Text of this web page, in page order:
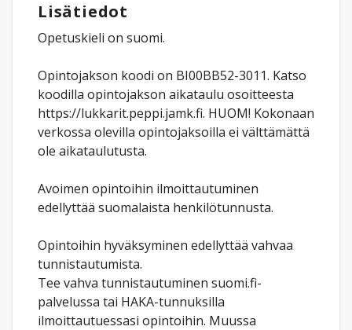
Lisätiedot
Opetuskieli on suomi.
Opintojakson koodi on BI00BB52-3011. Katso
koodilla opintojakson aikataulu osoitteesta
https://lukkarit.peppi.jamk.fi. HUOM! Kokonaan
verkossa olevilla opintojaksoilla ei välttämättä
ole aikataulutusta.
Avoimen opintoihin ilmoittautuminen
edellyttää suomalaista henkilötunnusta.
Opintoihin hyväksyminen edellyttää vahvaa
tunnistautumista.
Tee vahva tunnistautuminen suomi.fi-
palvelussa tai HAKA-tunnuksilla
ilmoittautuessasi opintoihin. Muussa